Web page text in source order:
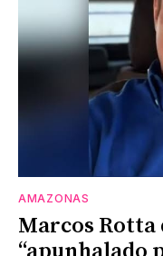
AMAZONAS
Marcos Rotta